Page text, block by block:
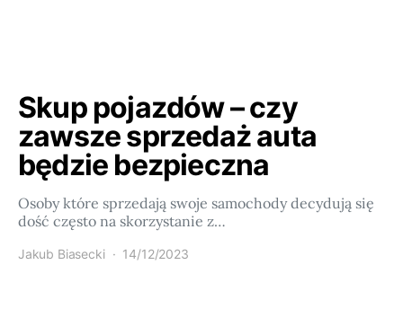
Skup pojazdów – czy
zawsze sprzedaż auta
będzie bezpieczna
Osoby które sprzedają swoje samochody decydują się
dość często na skorzystanie z…
Jakub Biasecki 14/12/2023